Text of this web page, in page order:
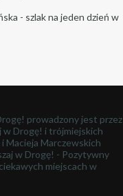
- szlak na jeden dzień w
prowadzony jest przez
w Drogę! i trójmiejskich
Macieja Marczewskich
w Drogę! - Pozytywny
miejscach w